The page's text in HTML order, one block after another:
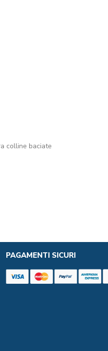
colline baciate
PAGAMENTI SICURI